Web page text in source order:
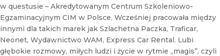
N
e
w
s
l
w questusie – Akredytowanym Centrum Szkoleniowo-
Egzaminacyjnym CIM w Polsce. Wcześniej pracowała między
innymi dla takich marek jak Szlachetna Paczka, Traficar,
Neonet, Wydawnictwo WAM, Express Car Rental. Lubi
głębokie rozmowy, miłych ludzi i życie w rytmie „magis”, czyli